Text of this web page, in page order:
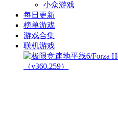
小众游戏
每日更新
榜单游戏
游戏合集
联机游戏